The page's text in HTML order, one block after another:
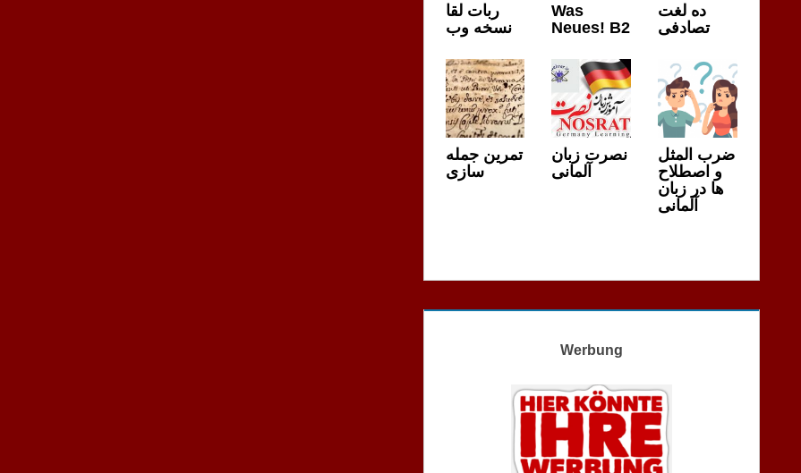
ربات لقا
نسخه وب
Was
Neues! B2
ده لغت
تصادفی
تمرین جمله
سازی
نصرت زبان
آلمانی
ضرب المثل
و اصطلاح
ها در زبان
آلمانی
Werbung